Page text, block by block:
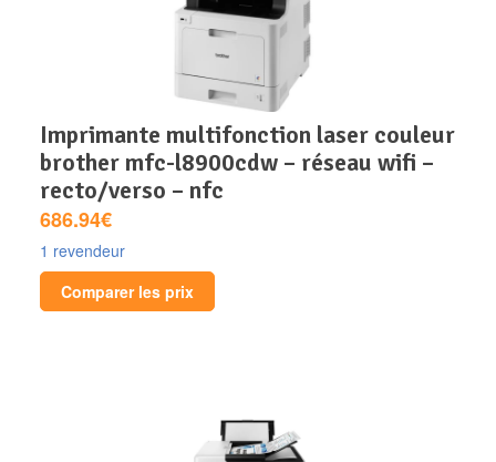
imprimante multifonction laser couleur
brother mfc-l8900cdw – réseau wifi –
recto/verso – nfc
686.94€
1 revendeur
Comparer les prix